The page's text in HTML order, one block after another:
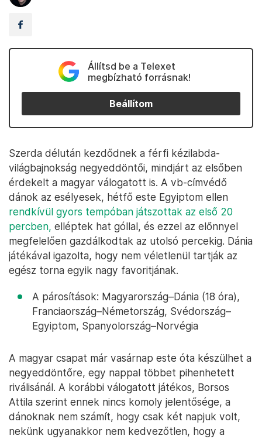
Állítsd be a Telexet
megbízható forrásnak!
Beállítom
Szerda délután kezdődnek a férfi kézilabda-
világbajnokság negyeddöntői, mindjárt az elsőben
érdekelt a magyar válogatott is. A vb-címvédő
dánok az esélyesek, hétfő este Egyiptom ellen
rendkívül gyors tempóban játszottak az első 20
percben, elléptek hat góllal, és ezzel az előnnyel
megfelelően gazdálkodtak az utolsó percekig. Dánia
játékával igazolta, hogy nem véletlenül tartják az
egész torna egyik nagy favoritjának.
A párosítások: Magyarország–Dánia (18 óra),
Franciaország–Németország, Svédország–
Egyiptom, Spanyolország–Norvégia
A magyar csapat már vasárnap este óta készülhet a
negyeddöntőre, egy nappal többet pihenhetett
riválisánál. A korábbi válogatott játékos, Borsos
Attila szerint ennek nincs komoly jelentősége, a
dánoknak nem számít, hogy csak két napjuk volt,
nekünk ugyanakkor nem kedvezőtlen, hogy a